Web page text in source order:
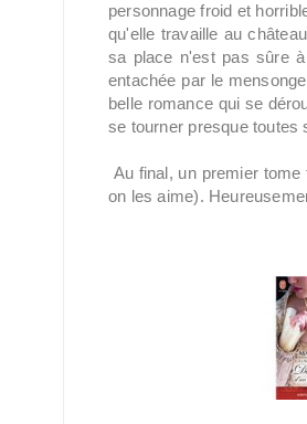
personnage froid et
qu'elle travaille au
sa place n'est pas sûre
entachée par le
belle romance qui se
se tourner presque toutes
Au final, un premier
on les aime).